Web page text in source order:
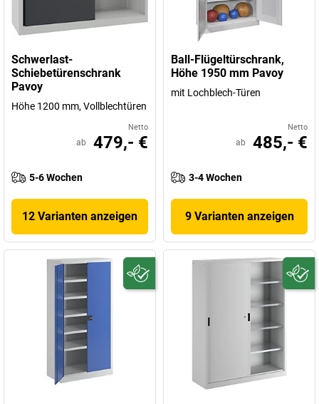
Schwerlast-
Schiebetürenschrank
Pavoy
Höhe 1200 mm, Vollblechtüren
Netto
ab 479,- €
5-6 Wochen
12 Varianten anzeigen
Ball-Flügeltürschrank,
Höhe 1950 mm Pavoy
mit Lochblech-Türen
Netto
ab 485,- €
3-4 Wochen
9 Varianten anzeigen